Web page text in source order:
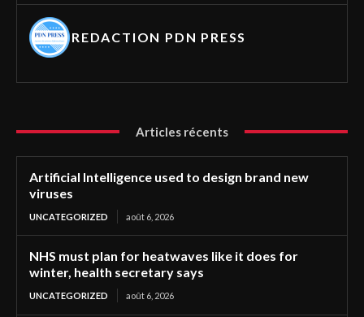
REDACTION PDN PRESS
Articles récents
Artificial Intelligence used to design brand new
viruses
UNCATEGORIZED août 6, 2026
NHS must plan for heatwaves like it does for
winter, health secretary says
UNCATEGORIZED août 6, 2026